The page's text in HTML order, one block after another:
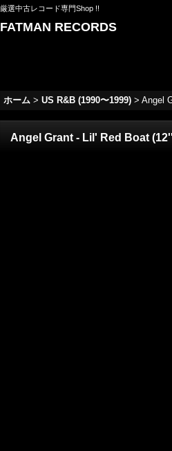
厳選中古レコード専門Shop !!
FATMAN RECORDS
ホーム > US R&B (1990〜1999) > Angel
Angel Grant - Lil' Red Boat